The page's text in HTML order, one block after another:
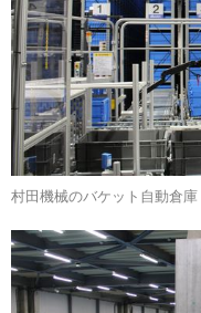
村田機械のバケット自動倉庫